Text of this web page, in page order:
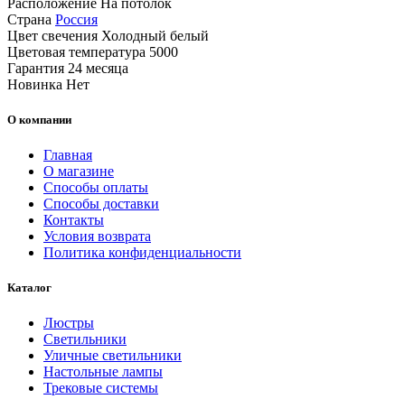
Страна Россия
Цвет свечения Холодный белый
Цветовая температура 5000
Гарантия 24 месяца
Новинка Нет
О компании
Главная
О магазине
Способы оплаты
Способы доставки
Контакты
Условия возврата
Политика конфиденциальности
Каталог
Люстры
Светильники
Уличные светильники
Настольные лампы
Трековые системы